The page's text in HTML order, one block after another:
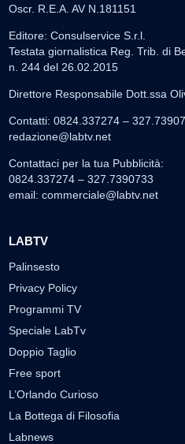
Oscr. R.E.A. AV N.181151
Editore: Consulservice S.r.l.
Testata giornalistica Reg. Trib. di
n. 244 del 26.02.2015
Direttore Responsabile Dott.ssa
Contatti: 0824.337274 –
redazione@labtv.net
Contattaci per la tua Pubblicità:
0824.337274 – 327.7390733
email: commerciale@labtv.net
LABTV
Palinsesto
Privacy Policy
Programmi TV
Speciale LabTv
Doppio Taglio
Free sport
L’Orlando Curioso
La Bottega di Filosofia
Labnews